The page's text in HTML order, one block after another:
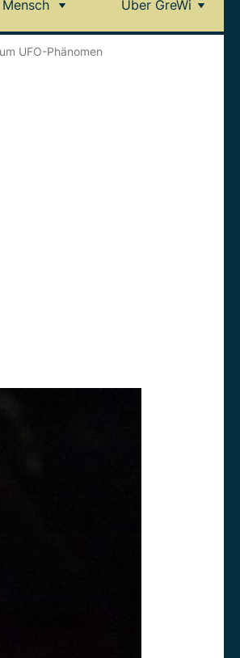
Mensch Über GreWi
UFO-Phänomen